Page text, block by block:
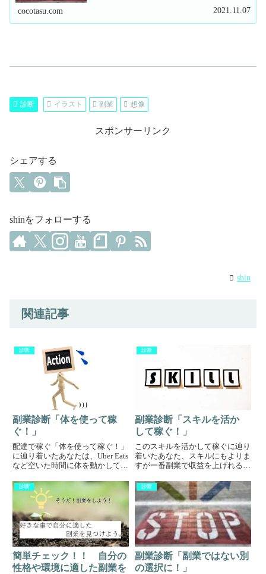
cocotasu.com 2021.11.07
診断 イラスト 副業 想像
スポンサーリンク
シェアする
shinをフォローする
shin
関連記事
診断
副業診断「体を使って稼
ぐ！」
配達で稼ぐ「体を使って稼ぐ！」
に辿り着いたあなたは、Uber Eats
など空いた時間に体を動かして副
Eatsはあまり良い噂を聞かないと
いう方にはこちらの企業はどうで
しょうか？簡単なライティングで
稼ぐまた...
診断
副業診断「スキルを活か
して稼ぐ！」
このスキルを活かして稼ぐに辿り
着いたあなた、スキルにもよりま
すが一番副業で収益を上げれる可
ょうか。プログラミングで稼ぐこ
の項目では、プログラミングとし
て大きくまとめていますが、プロ
グラミングを使って出来る仕事
は...
診断
簡単チェック！！ 自分の
性格や環境に適した副業を
診断
副業診断「副業ではない別
の選択に！」